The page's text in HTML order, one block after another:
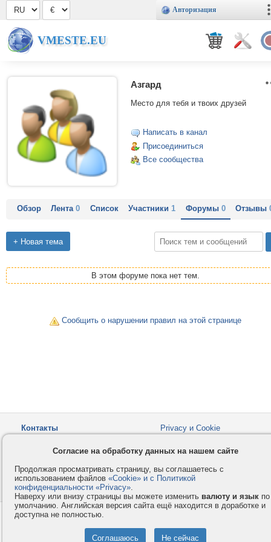
Авторизация
VMESTE.EU
Азгард
Место для тебя и твоих друзей
Написать в канал
Присоединиться
Все сообщества
Обзор Лента0 Список Участники1 Форумы 0 Отзывы
В этом форуме пока нет тем.
Сообщить о нарушении правил на этой странице
Контакты
Privacy и Cookie
Как оплатить
Форумы
© 2008-2026VMESTE.EU
Согласие на обработку данных на нашем сайте
Продолжая просматривать страницу, вы соглашаетесь с
использованием файлов «Cookie» и с Политикой
конфиденциальности «Privacy».
Наверху или внизу страницы вы можете изменить валюту и язык по
умолчанию. Английская версия сайта ещё находится в доработке и
доступна не полностью.